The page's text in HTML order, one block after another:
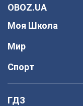
OBOZ.UA
Моя Школа
Мир
Спорт
ГДЗ